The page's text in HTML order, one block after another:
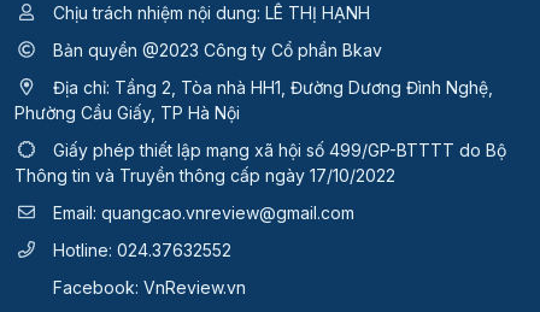
Chịu trách nhiệm nội dung: LÊ THỊ HẠNH
Bản quyền @2023 Công ty Cổ phần Bkav
Địa chỉ: Tầng 2, Tòa nhà HH1, Đường Dương Đình Nghệ,
Phường Cầu Giấy, TP Hà Nội
Giấy phép thiết lập mạng xã hội số 499/GP-BTTTT do Bộ
Thông tin và Truyền thông cấp ngày 17/10/2022
Email: quangcao.vnreview@gmail.com
Hotline: 024.37632552
Facebook: VnReview.vn